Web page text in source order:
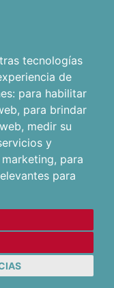
tecnologías
de
para habilitar
, para brindar
, medir su
y
, para
para